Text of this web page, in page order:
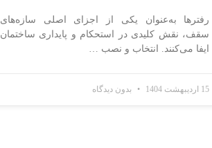
رفترها به‌عنوان یکی از اجزای اصلی سازه‌های
سقف، نقش کلیدی در استحکام و پایداری ساختمان
ایفا می‌کنند. انتخاب و نصب …
15 اردیبهشت 1404 بدون دیدگاه